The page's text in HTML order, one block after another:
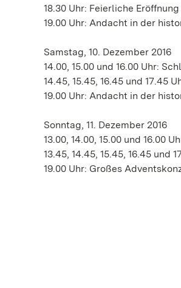
18.30 Uhr: Feierliche
19.00 Uhr: Andacht in der
Samstag, 10. Dezember 2016
14.00, 15.00 und 16.00 Uhr:
14.45, 15.45, 16.45 und 17.45
19.00 Uhr: Andacht in der
Sonntag, 11. Dezember 2016
13.00, 14.00, 15.00 und 16.00
13.45, 14.45, 15.45, 16.45 und
19.00 Uhr: Großes